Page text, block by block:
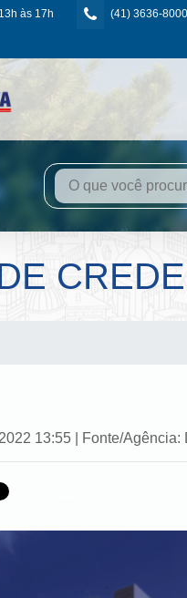
às 17h (41) 3636-8000
13:55 | Fonte/Agência: